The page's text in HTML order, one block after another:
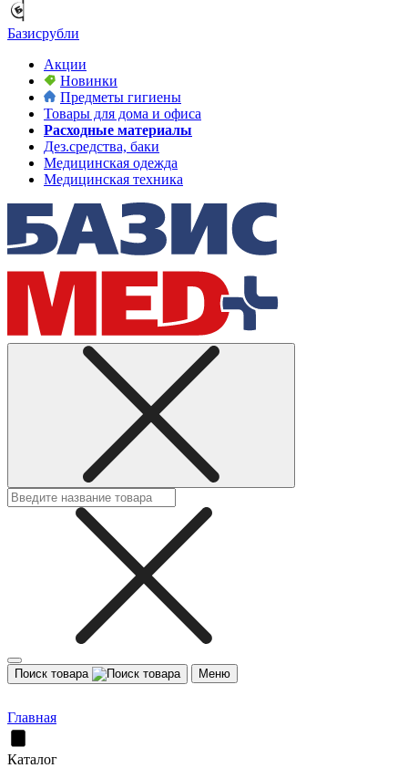
Базисрубли
Акции
Новинки
Предметы гигиены
Товары для дома и офиса
Расходные материалы
Дез.средства, баки
Медицинская одежда
Медицинская техника
Поиск товара Меню
Главная
Каталог